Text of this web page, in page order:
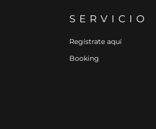
SERVICIO
Regístrate aquí
Booking